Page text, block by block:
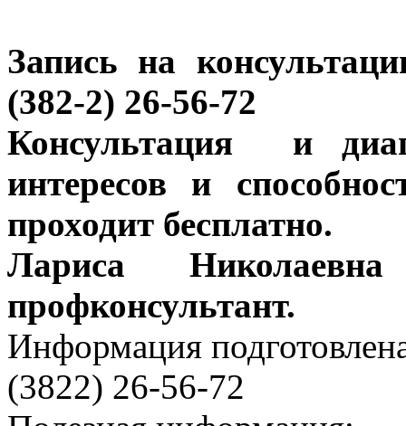
Запись на
(382-2) 26-56-72
Консультация и
интересов и
проходит бесплатно.
Лариса
профконсультант.
Информация
(3822) 26-56-72